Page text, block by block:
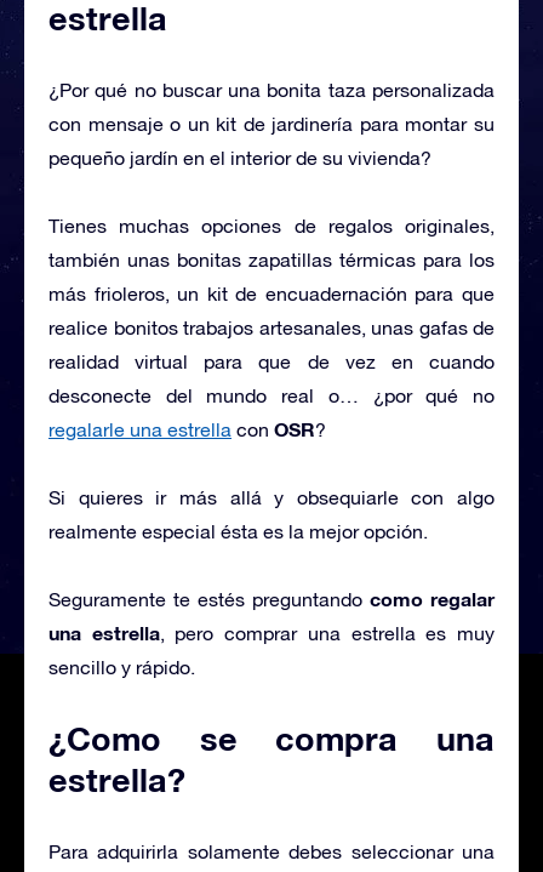
estrella
¿Por qué no buscar una bonita taza personalizada
con mensaje o un kit de jardinería para montar su
pequeño jardín en el interior de su vivienda?
Tienes muchas opciones de regalos originales,
también unas bonitas zapatillas térmicas para los
más frioleros, un kit de encuadernación para que
realice bonitos trabajos artesanales, unas gafas de
realidad virtual para que de vez en cuando
desconecte del mundo real o… ¿por qué no
regalarle una estrella con OSR?
Si quieres ir más allá y obsequiarle con algo
realmente especial ésta es la mejor opción.
Seguramente te estés preguntando como regalar
una estrella, pero comprar una estrella es muy
sencillo y rápido.
¿Como se compra una
estrella?
Para adquirirla solamente debes seleccionar una